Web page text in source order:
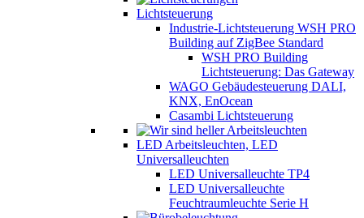
Lichtsteuerung
Industrie-Lichtsteuerung WSH PRO
Building auf ZigBee Standard
WSH PRO Building
Lichtsteuerung: Das Gateway
WAGO Gebäudesteuerung DALI,
KNX, EnOcean
Casambi Lichtsteuerung
LED Arbeitsleuchten, LED
Universalleuchten
LED Universalleuchte TP4
LED Universalleuchte
Feuchtraumleuchte Serie H